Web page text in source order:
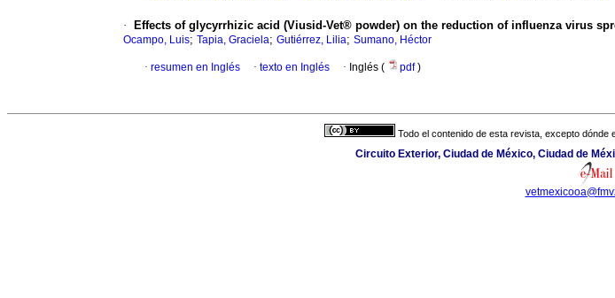
· Effects of glycyrrhizic acid (Viusid-Vet® powder) on the reduction of influenza virus
Ocampo, Luis; Tapia, Graciela; Gutiérrez, Lilia; Sumano, Héctor
· resumen en Inglés · texto en Inglés · Inglés ( pdf)
Todo el contenido de esta revista, excepto dónde
Circuito Exterior, Ciudad de México, Ciudad de